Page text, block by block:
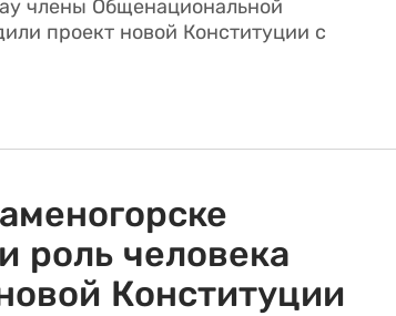
члены Общенациональной
проект новой Конституции с
роль человека
Конституции